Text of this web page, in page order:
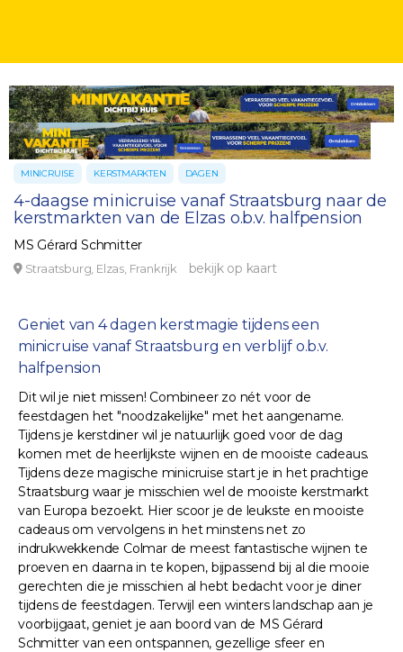
MINICRUISE KERSTMARKTEN DAGEN
4-daagse minicruise vanaf Straatsburg naar de
kerstmarkten van de Elzas o.b.v. halfpension
MS Gérard Schmitter
Straatsburg, Elzas, Frankrijk bekijk op kaart
Geniet van 4 dagen kerstmagie tijdens een
minicruise vanaf Straatsburg en verblijf o.b.v.
halfpension
Dit wil je niet missen! Combineer zo nét voor de
feestdagen het "noodzakelijke" met het aangename.
Tijdens je kerstdiner wil je natuurlijk goed voor de dag
komen met de heerlijkste wijnen en de mooiste cadeaus.
Tijdens deze magische minicruise start je in het prachtige
Straatsburg waar je misschien wel de mooiste kerstmarkt
van Europa bezoekt. Hier scoor je de leukste en mooiste
cadeaus om vervolgens in het minstens net zo
indrukwekkende Colmar de meest fantastische wijnen te
proeven en daarna in te kopen, bijpassend bij al die mooie
gerechten die je misschien al hebt bedacht voor je diner
tijdens de feestdagen. Terwijl een winters landschap aan je
voorbijgaat, geniet je aan boord van de MS Gérard
Schmitter van een ontspannen, gezellige sfeer en